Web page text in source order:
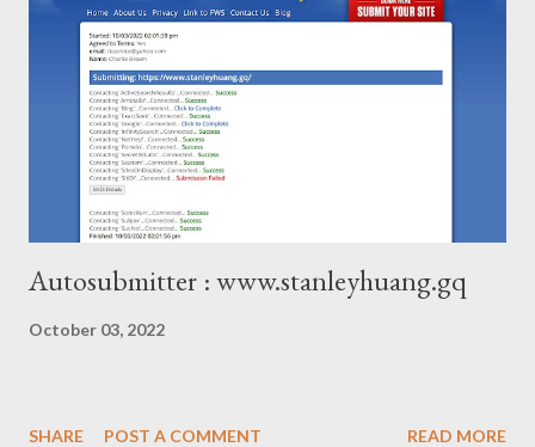
夫老妻式」生活。 低調現身：2026 年初曾被民眾捕捉到低調現
身台北街頭，以胸前「袋鼠式」背著寵物狗的接地氣造型引發外
界熱烈討論。
Autosubmitter : www.stanleyhuang.gq
October 03, 2022
SHARE POST A COMMENT READ MORE